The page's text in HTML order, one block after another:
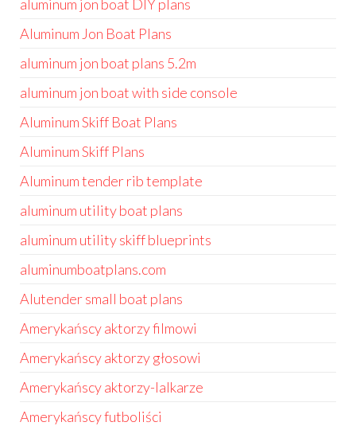
aluminum jon boat DIY plans
Aluminum Jon Boat Plans
aluminum jon boat plans 5.2m
aluminum jon boat with side console
Aluminum Skiff Boat Plans
Aluminum Skiff Plans
Aluminum tender rib template
aluminum utility boat plans
aluminum utility skiff blueprints
aluminumboatplans.com
Alutender small boat plans
Amerykańscy aktorzy filmowi
Amerykańscy aktorzy głosowi
Amerykańscy aktorzy-lalkarze
Amerykańscy futboliści